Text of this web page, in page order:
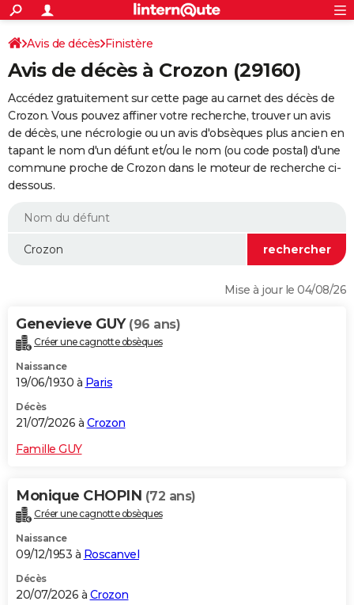
ACTUALITÉS
Politique
Société
Faits Divers
Education
Monde
Villes
+
SPORT
Coupe du monde 2026
Football
Tennis
Cyclisme
Rugby
Forum
Programme TV
TNT
Streaming
Cinéma
Sorties cinéma
Musique
+
FINANCE
Retraite
Epargne
Immobilier
Risques naturels par ville
Assurance
AUTO
Essais
Réserver un essai
Citadines
Berlines
SUV
Forum auto
+
HIGH-TECH
BRICOLAGE
WEEK-END
Alimentation
Guide de la santé
Maladies
Médicaments
Sommeil
VOYAGE
Destinations
City break
Voyage nature
Voyage de noces
Forum
Climat
+PHOTO
GUIDES D'ACHAT
Carte de Noël
Carte Bonne année
Carte Saint-Valentin
Carte Pâques
Carte d'anniversaire
DICTIONNAIRE
Dictionnaire
Biographies
Citations
Expressions
Proverbes
PROGRAMME TV
S'inscrire
Se connecter
Lycées
Collèges
Primaires
Universités
Entreprises
Service militaire
Avis de recherche
AVIS DE DÉCÈS
Avis de décès Finistère
Avis de décès à Crozon (29160)
Accédez gratuitement sur cette page au carnet des décès de
Crozon. Vous pouvez affiner votre recherche, trouver un avis
de décès, une nécrologie ou un avis d'obsèques plus ancien en
tapant le nom d'un défunt et/ou le nom (ou code postal) d'une
commune proche de Crozon dans le moteur de recherche ci-
dessous.
Mise à jour le 04/08/26
Genevieve GUY (96 ans)
Créer une cagnotte obsèques
Naissance
19/06/1930 à Paris
Décès
21/07/2026 à Crozon
Famille GUY
Monique CHOPIN (72 ans)
Créer une cagnotte obsèques
Naissance
09/12/1953 à Roscanvel
Décès
20/07/2026 à Crozon